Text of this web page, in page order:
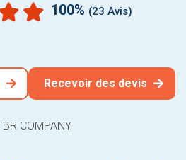
100% (23 Avis)
Recevoir des devis
BR COMPANY